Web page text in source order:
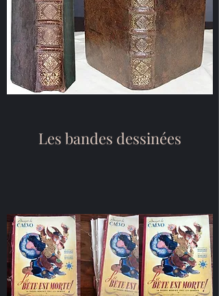
Les bandes dessinées